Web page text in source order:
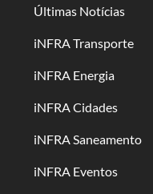
Últimas Notícias
iNFRA Transporte
iNFRA Energia
iNFRA Cidades
iNFRA Saneamento
iNFRA Eventos